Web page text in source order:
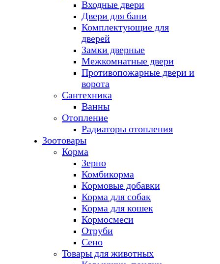
Входные двери
Двери для бани
Комплектующие для
дверей
Замки дверные
Межкомнатные двери
Противопожарные двери и
ворота
Сантехника
Ванны
Отопление
Радиаторы отопления
Зоотовары
Корма
Зерно
Комбикорма
Кормовые добавки
Корма для собак
Корма для кошек
Кормосмеси
Отруби
Сено
Товары для животных